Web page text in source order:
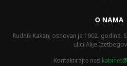
O NAMA
Rudnik Kakanj osnovan je 1902. godine.
ulici Alije
Kontaktirajte nas